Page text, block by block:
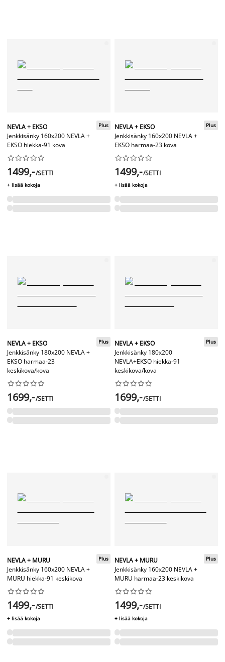
NEVLA + EKSO
Jenkkisänky 160x200 NEVLA +
EKSO hiekka-91 kova
Plus






1499,-/SETTI
+ lisää kokoja
NEVLA + EKSO
Jenkkisänky 160x200 NEVLA +
EKSO harmaa-23 kova
Plus






1499,-/SETTI
+ lisää kokoja
NEVLA + EKSO
Jenkkisänky 180x200 NEVLA +
EKSO harmaa-23
keskikova/kova
Plus






1699,-/SETTI
NEVLA + EKSO
Jenkkisänky 180x200
NEVLA+EKSO hiekka-91
keskikova/kova
Plus






1699,-/SETTI
NEVLA + MURU
Jenkkisänky 160x200 NEVLA +
MURU hiekka-91 keskikova
Plus






1499,-/SETTI
+ lisää kokoja
NEVLA + MURU
Jenkkisänky 160x200 NEVLA +
MURU harmaa-23 keskikova
Plus






1499,-/SETTI
+ lisää kokoja